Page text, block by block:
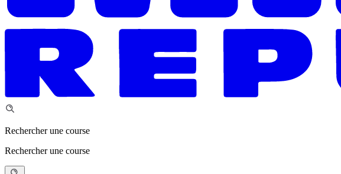
Rechercher une course
Rechercher une course